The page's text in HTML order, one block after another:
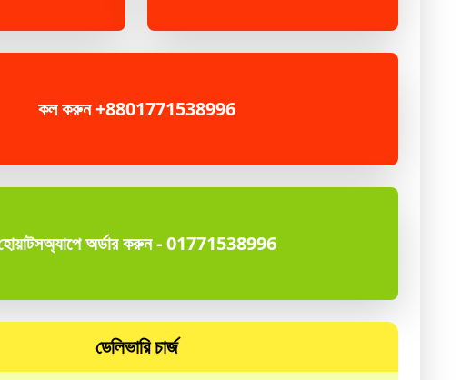
কল করুন +8801771538996
অর্ডার করুন - 01771538996
ডেলিভারি চার্জ